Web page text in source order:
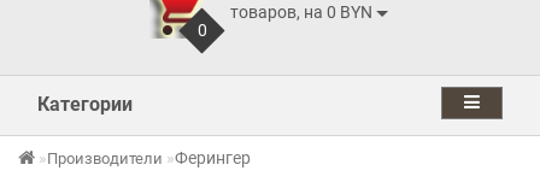
0
товаров, на 0 BYN
Категории
Производители Ферингер